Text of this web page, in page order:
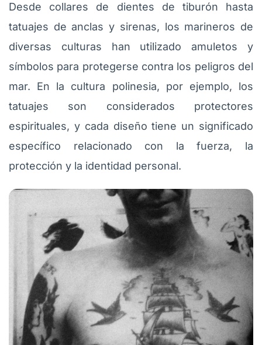
Desde collares de dientes de tiburón hasta
tatuajes de anclas y sirenas, los marineros de
diversas culturas han utilizado amuletos y
símbolos para protegerse contra los peligros del
mar. En la cultura polinesia, por ejemplo, los
tatuajes son considerados protectores
espirituales, y cada diseño tiene un significado
específico relacionado con la fuerza, la
protección y la identidad personal.